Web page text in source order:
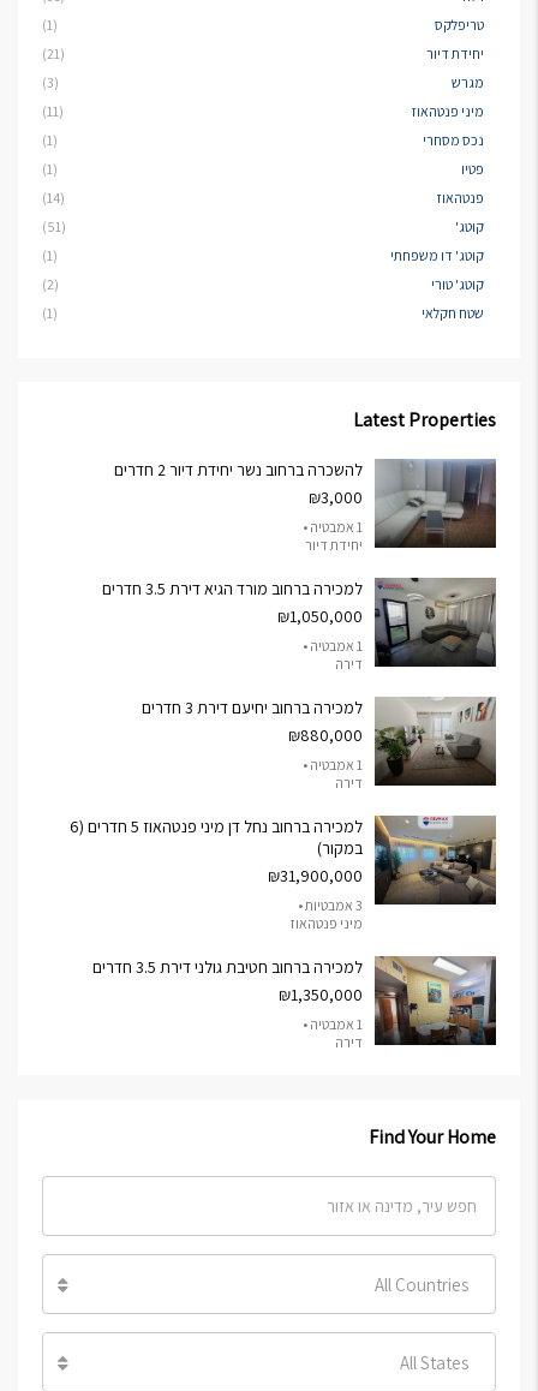
טריפלקס
(1)
יחידת דיור
(21)
מגרש
(3)
מיני פנטהאוז
(11)
נכס מסחרי
(1)
פטיו
(1)
פנטהאוז
(14)
קוטג'
(51)
קוטג' דו משפחתי
(1)
קוטג' טורי
(2)
שטח חקלאי
(1)
Latest Properties
להשכרה ברחוב נשר יחידת דיור 2 חדרים
₪3,000
1 אמבטיה •
יחידת דיור
למכירה ברחוב מורד הגיא דירת 3.5 חדרים
₪1,050,000
1 אמבטיה •
דירה
למכירה ברחוב יחיעם דירת 3 חדרים
₪880,000
1 אמבטיה •
דירה
למכירה ברחוב נחל דן מיני פנטהאוז 5 חדרים (6
במקור)
₪31,900,000
3 אמבטיות •
מיני פנטהאוז
למכירה ברחוב חטיבת גולני דירת 3.5 חדרים
₪1,350,000
1 אמבטיה •
דירה
Find Your Home
All Countries
All States